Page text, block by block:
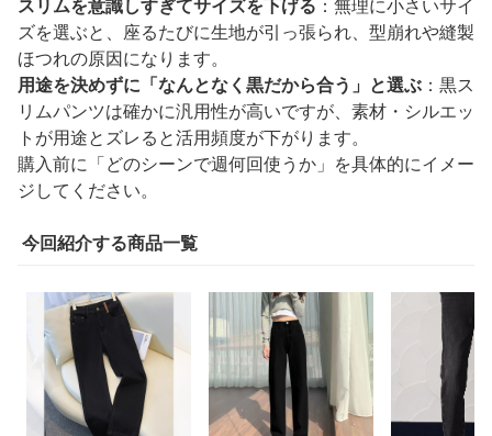
スリムを意識しすぎてサイズを下げる ：無理に小さいサイ
ズを選ぶと、座るたびに生地が引っ張られ、型崩れや縫製
ほつれの原因になります。
用途を決めずに「なんとなく黒だから合う」と選ぶ ：黒ス
リムパンツは確かに汎用性が高いですが、素材・シルエッ
トが用途とズレると活用頻度が下がります。
購入前に「どのシーンで週何回使うか」を具体的にイメー
ジしてください。
今回紹介する商品一覧